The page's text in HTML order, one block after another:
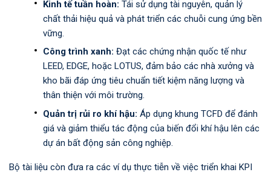
Kinh tế tuần hoàn: Tái sử dụng tài nguyên, quản lý
chất thải hiệu quả và phát triển các chuỗi cung ứng bền
vững.
Công trình xanh: Đạt các chứng nhận quốc tế như
LEED, EDGE, hoặc LOTUS, đảm bảo các nhà xưởng và
kho bãi đáp ứng tiêu chuẩn tiết kiệm năng lượng và
thân thiện với môi trường.
Quản trị rủi ro khí hậu: Áp dụng khung TCFD để đánh
giá và giảm thiểu tác động của biến đổi khí hậu lên các
dự án bất động sản công nghiệp.
Bộ tài liệu còn đưa ra các ví dụ thực tiễn về việc triển khai KPI